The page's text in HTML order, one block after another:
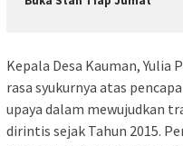
Kepala Desa Kauman,
rasa syukurnya atas
upaya dalam mewujudkan
dirintis sejak Tahun 2015.